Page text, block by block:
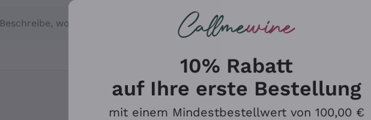
Beschreibe, wonach du suchst
10% Rabatt
auf Ihre erste Bestellung
mit einem Mindestbestellwert von 100,00 €